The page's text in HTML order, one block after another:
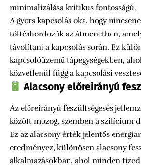
minimalizálása kritikus fontosságú.
A gyors kapcsolás oka, hogy
töltéshordozók az átmenetben,
távolítani a kapcsolás során. Ez
kapcsolóüzemű tápegységekben,
közvetlenül függ a kapcsolási
Alacsony előreirányú
Az előreirányú feszültségesés
között mozog, szemben a szilícium
Ez az alacsony érték jelentős
eredményez, különösen alacsony
alkalmazásokban, ahol minden